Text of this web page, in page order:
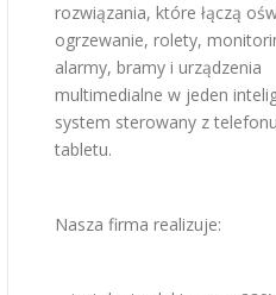
rozwiązania, które łączą
ogrzewanie, rolety,
alarmy, bramy i urządzenia
multimedialne w jeden
system sterowany z
tabletu.
Nasza firma realizuje: